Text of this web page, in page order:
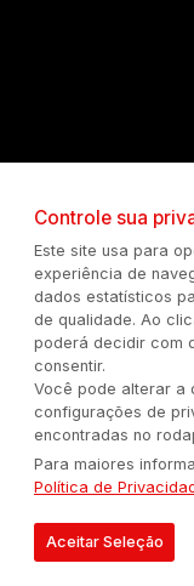
Comunicação Eireli.
Controle sua
Este site usa para
experiência de
dados estatísticos
de qualidade. Ao
poderá decidir com
consentir.
Você pode alterar a
configurações de
encontradas no
Para maiores
Política de
Aceitar Seleção